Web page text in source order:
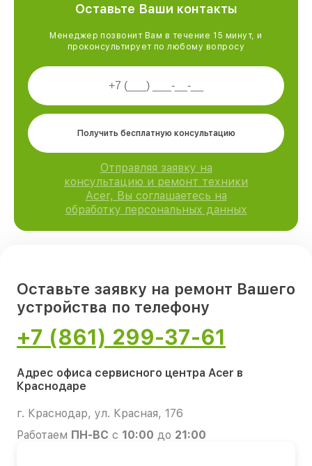
Оставьте Ваши контакты
Менеджер позвонит Вам в течение 15 минут, и
проконсультирует по любому вопросу
Получить бесплатную консультацию
Отправляя заявку на
консультацию и ремонт техники
Acer, Вы соглашаетесь на
обработку персональных данных
Оставьте заявку на ремонт Вашего
устройства по телефону
+7 (861) 299-37-61
Адрес офиса сервисного центра Acer в
Краснодаре
г. Краснодар, ул. Красная, 176
Работаем ПН-ВС с 10:00 до 21:00